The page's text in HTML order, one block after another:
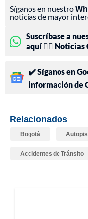
Síganos en nuestro
noticias de mayor
Suscríbase a
aquí 👉🏻
✔️ Síganos en
información de
Relacionados
Bogotá
Accidentes de Tránsito